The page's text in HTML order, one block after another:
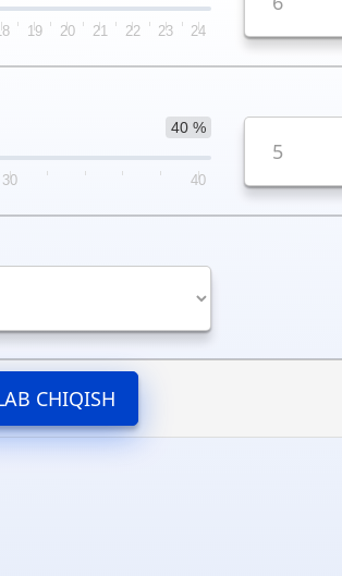
19 20 21 22 23 24
40 %
30 40
CHIQISH